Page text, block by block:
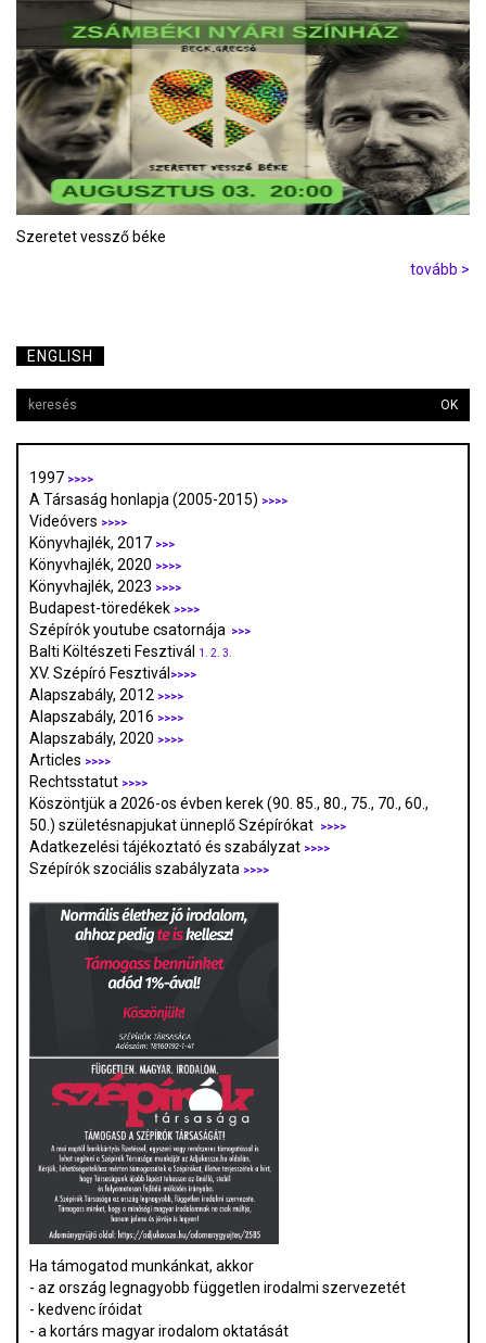
Szeretet vessző béke
tovább >
ENGLISH
OK
1997 >>>>
A Társaság honlapja (2005-2015) >>>>
Videóvers >>>>
Könyvhajlék, 2017 >>>
Könyvhajlék, 2020 >>>>
Könyvhajlék, 2023 >>>>
Budapest-töredékek >>>>
Szépírók youtube csatornája >>>
Balti Költészeti Fesztivál 1. 2. 3.
XV. Szépíró Fesztivál >>>>
Alapszabály, 2012 >>>>
Alapszabály, 2016 >>>>
Alapszabály, 2020 >>>>
Articles >>>>
Rechtsstatut >>>>
Köszöntjük a 2026-os évben kerek (90. 85., 80., 75., 70., 60.,
50.) születésnapjukat ünneplő Szépírókat
>>>>
Adatkezelési tájékoztató és szabályzat >>>>
Szépírók szociális szabályzata >>>>
Ha támogatod munkánkat, akkor
- az ország legnagyobb független irodalmi szervezetét
- kedvenc íróidat
- a kortárs magyar irodalom oktatását